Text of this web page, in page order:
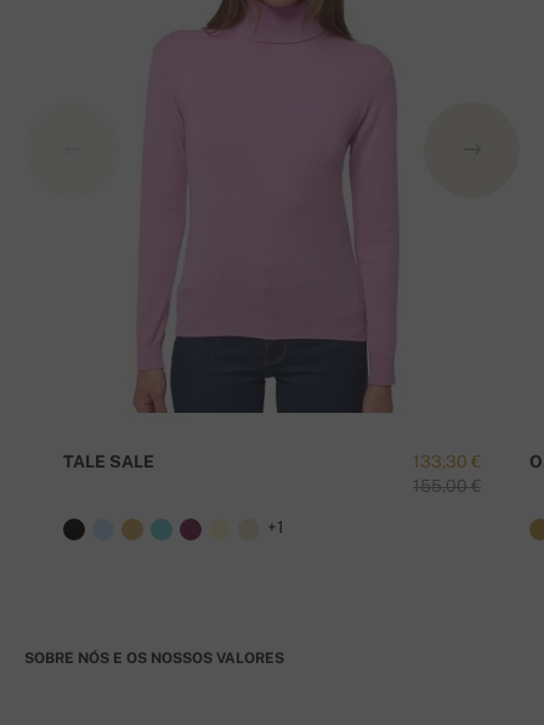
133,30 €
155,00 €
TALE SALE
+1
SOBRE NÓS E OS NOSSOS VALORES